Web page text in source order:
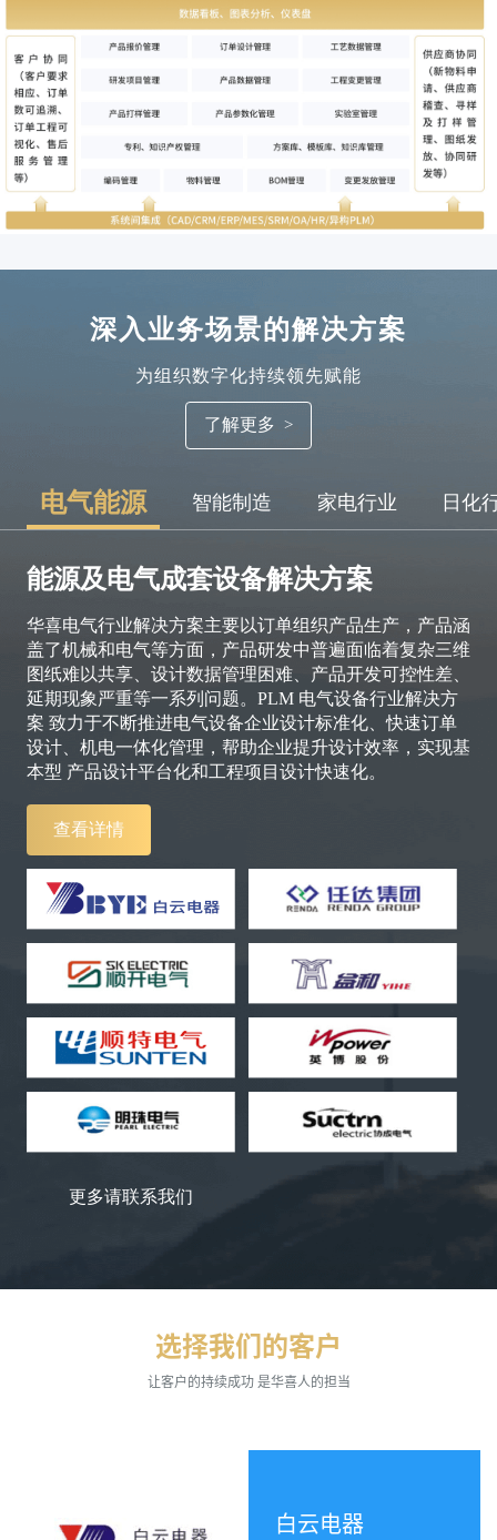
深入业务场景的解决方案
为组织数字化持续领先赋能
了解更多
电气能源 智能制造 家电行业 日化
能源及电气成套设备解决方案
华喜电气行业解决方案主要以订单组织产品生产，产品涵
盖了机械和电气等方面，产品研发中普遍面临着复杂三维
图纸难以共享、设计数据管理困难、产品开发可控性差、
延期现象严重等一系列问题。PLM 电气设备行业解决方
案 致力于不断推进电气设备企业设计标准化、快速订单
设计、机电一体化管理，帮助企业提升设计效率，实现基
本型 产品设计平台化和工程项目设计快速化。
查看详情
更多请联系我们
选择我们的客户
让客户的持续成功 是华喜人的担当
白云电器